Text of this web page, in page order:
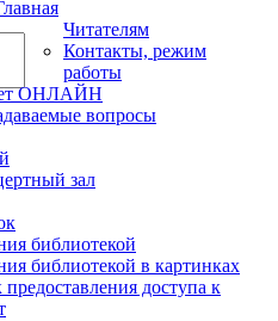
Читателям
Контакты, режим
работы
ОНЛАЙН
вопросы
зал
библиотекой
библиотекой в картинках
доступа к